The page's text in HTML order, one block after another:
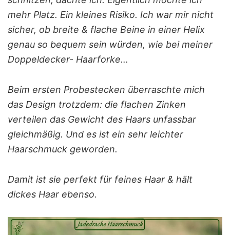
mehr Platz. Ein kleines Risiko. Ich war mir nicht
sicher, ob breite & flache Beine in einer Helix
genau so bequem sein würden, wie bei meiner
Doppeldecker- Haarforke…
Beim ersten Probestecken überraschte mich
das Design trotzdem: die flachen Zinken
verteilen das Gewicht des Haars unfassbar
gleichmäßig. Und es ist ein sehr leichter
Haarschmuck geworden.
Damit ist sie perfekt für feines Haar & hält
dickes Haar ebenso.